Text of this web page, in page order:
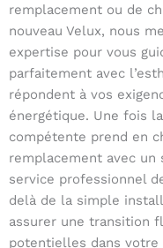
remplacement ou de
nouveau Velux, nous
expertise pour vous
parfaitement avec
répondent à vos
énergétique. Une fois
compétente prend en
remplacement avec un
service professionnel
delà de la simple
assurer une transition
potentielles dans